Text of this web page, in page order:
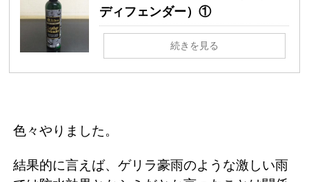
ディフェンダー）①
続きを見る
色々やりました。
結果的に言えば、ゲリラ豪雨のような激しい雨